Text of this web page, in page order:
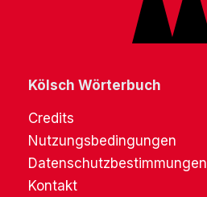
Kölsch Wörterbuch
Credits
Nutzungsbedingungen
Datenschutzbestimmungen
Kontakt